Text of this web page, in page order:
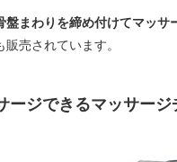
盤まわりを締め付けてマッサ
販売されています。
ージできるマッサージ